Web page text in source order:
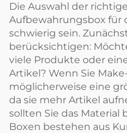
Die Auswahl der
Aufbewahrungsbox für
schwierig sein.
berücksichtigen:
viele Produkte oder
Artikel? Wenn Sie
möglicherweise eine
da sie mehr Artikel
sollten Sie das Material
Boxen bestehen aus